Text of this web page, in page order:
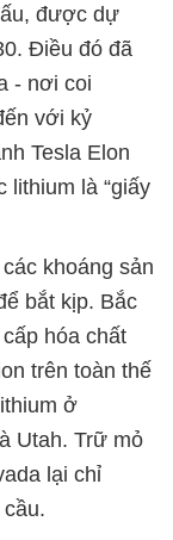
được dự
Điều đó đã
- nơi coi
với kỷ
Tesla Elon
lithium là “giấy
khoáng sản
bắt kịp. Bắc
hóa chất
trên toàn thế
ở
Utah. Trữ mỏ
lại chỉ